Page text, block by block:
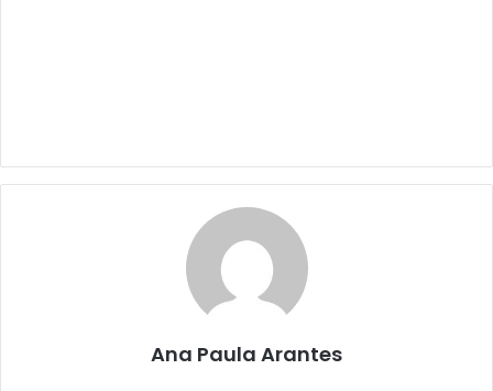
Ana Paula Arantes